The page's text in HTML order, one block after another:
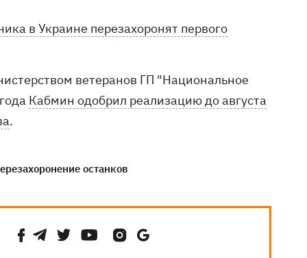
в Украине перезахоронят первого
ветеранов ГП "Национальное
Кабмин одобрил реализацию до августа
.
останков